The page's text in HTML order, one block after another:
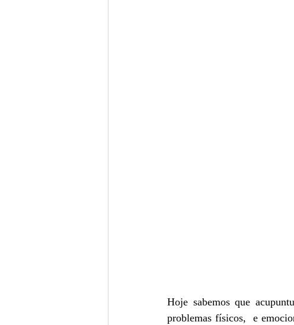
Hoje sabemos que
problemas físicos,  e